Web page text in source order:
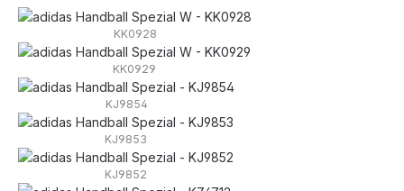
KK0928
KK0929
KJ9854
KJ9853
KJ9852